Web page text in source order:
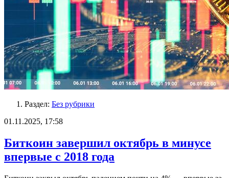
Раздел: Без рубрики
01.11.2025, 17:58
Биткоин завершил октябрь в минусе
впервые с 2018 года